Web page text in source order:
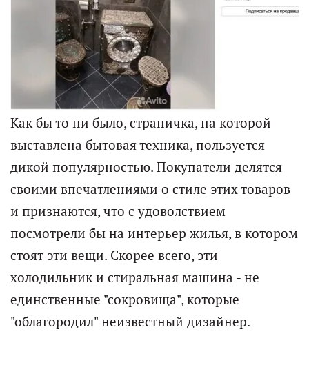
Как бы то ни было, страничка, на которой
выставлена бытовая техника, пользуется
дикой популярностью. Покупатели делятся
своими впечатлениями о стиле этих товаров
и признаются, что с удоволствием
посмотрели бы на интерьер жилья, в котором
стоят эти вещи. Скорее всего, эти
холодильник и стиральная машина - не
единственные "сокровища", которые
"облагородил" неизвестный дизайнер.